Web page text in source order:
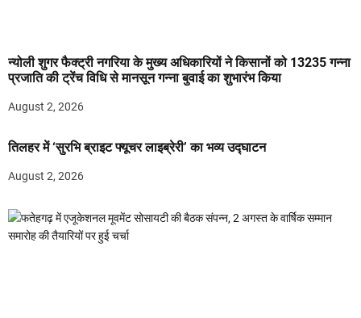
न्योली शुगर फैक्ट्री नगरिया के मुख्य अधिकारियों ने किसानों को 13235 गन्ना
प्रजाति की ट्रेंच विधि से मानसून गन्ना बुवाई का शुभारंभ किया
August 2, 2026
तिलहर में ‘सुरभि ब्राइट फ्यूचर लाइब्रेरी’ का भव्य उद्घाटन
August 2, 2026